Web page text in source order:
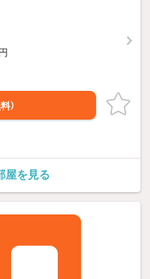
）
屋を見る